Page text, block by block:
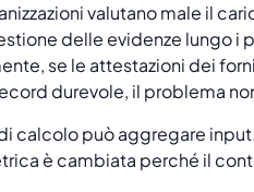
valutano male il
delle evidenze lungo i
se le attestazioni dei
durevole, il problema
calcolo può aggregare
è cambiata perché il